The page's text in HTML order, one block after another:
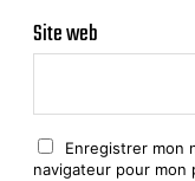
Site web
Enregistrer mon
navigateur pour mon